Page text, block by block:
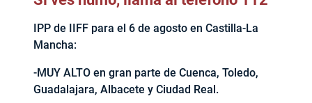
IPP de IIFF para el 6 de agosto en Castilla-La
Mancha:
-MUY ALTO en gran parte de Cuenca, Toledo,
Guadalajara, Albacete y Ciudad Real.